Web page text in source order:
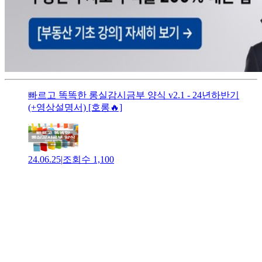
빠르고 똑똑한 롱실감시금부 양식 v2.1 - 24년하반기
(+영상설명서) [호롱🔥]
24.06.25|조회수 1,100